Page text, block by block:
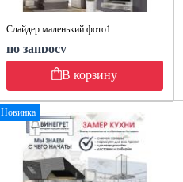
Слайдер маленький фото1
по запросу
В корзину
Новинка